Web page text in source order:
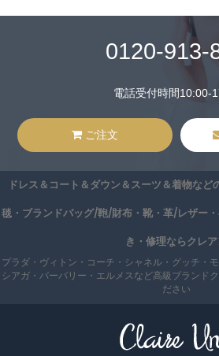
0120-913-
電話受付時間10:00-
ご注文
ドレス＆コート＆ダウン＆スーツ＆着物など
毯・ブランドバッグ/鞄/財布・靴・革/レザー
き・修理ならクレ
プラダ・ヴィトン・コーチ・シャネル・グッチ・
シアガ・バーバリー・エルメスなど高級ブランド
ださい